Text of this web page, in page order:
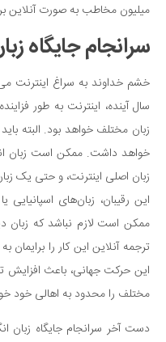
میلیون مخاطب به صورت آنلاین
سرانجام جایگاه
خشم خداوند به سراغ اینترنت
سال آینده، اینترنت به طور
زبان مختلف خواهد بود. البته
خواهد داشت. ممکن است زبان
زبان اصلی اینترنت، و حتی یک
این رقیبان، زبان‌های اسپانیایی
ممکن است لازم نباشد که زبان
ترجمه آنلاین این کار را برایمان
این حرکت جهانی، باعث افزایش
مختلف را محدود به اهالی خود
دست آخر سرانجام جایگاه زبان